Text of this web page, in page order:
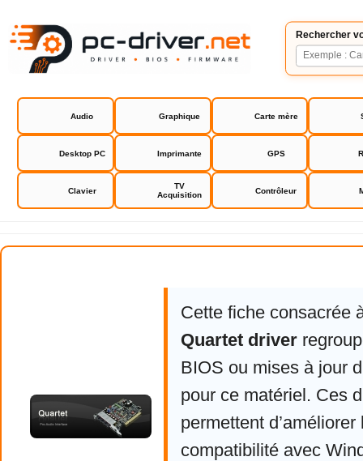
Rechercher
Audio Graphique Carte mère
Desktop PC Imprimante GPS
Clavier
TV
Acquisition
Contrôleur
Infrasonic Quartet driver
Cette fiche consacrée
Quartet driver
BIOS ou mises à jour
pour ce matériel. Ces
permettent d’améliorer
compatibilité avec